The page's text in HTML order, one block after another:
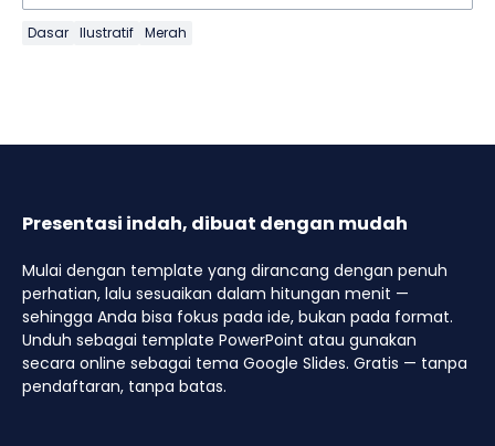
Dasar Ilustratif Merah
Presentasi indah, dibuat dengan mudah
Mulai dengan template yang dirancang dengan penuh
perhatian, lalu sesuaikan dalam hitungan menit —
sehingga Anda bisa fokus pada ide, bukan pada format.
Unduh sebagai template PowerPoint atau gunakan
secara online sebagai tema Google Slides. Gratis — tanpa
pendaftaran, tanpa batas.